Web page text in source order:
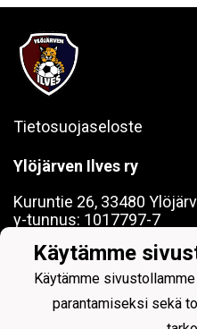
Tietosuojaseloste
Ylöjärven Ilves ry
Kuruntie 26, 33480
y-tunnus: 1017797-7
Käytämme
Käytämme
parantamiseksi sekä